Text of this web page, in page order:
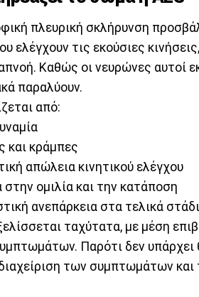
πλευρική σκλήρυνση
ελέγχουν τις εκούσιες
Καθώς οι νευρώνες αυτοί
παραλύουν.
από:
και κράμπες
απώλεια κινητικού ελέγχου
στην ομιλία και την κατάποση
ανεπάρκεια στα τελικά
ταχύτατα, με μέση
Παρότι δεν υπάρχει
των συμπτωμάτων